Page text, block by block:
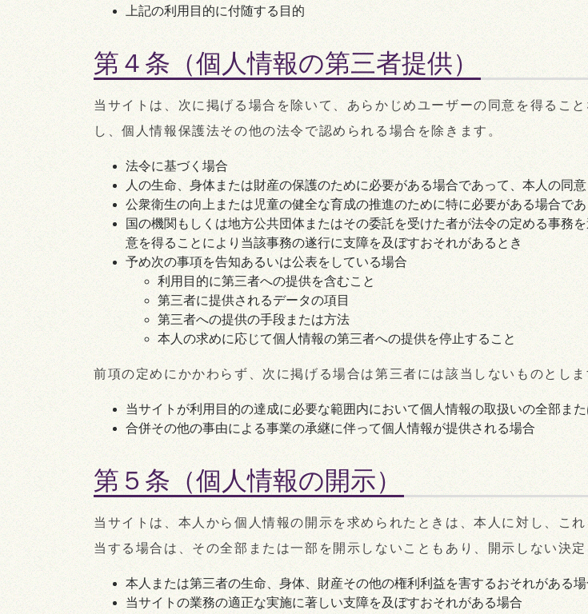
上記の利用目的に付随する目的
第４条（個人情報の第三者提供）
当サイトは、次に掲げる場合を除いて、あらかじめユーザーの同意を得るこ
し、個人情報保護法その他の法令で認められる場合を除きます。
法令に基づく場合
人の生命、身体または財産の保護のために必要がある場合であって、本人の同
公衆衛生の向上または児童の健全な育成の推進のために特に必要がある場合で
国の機関もしくは地方公共団体またはその委託を受けた者が法令の定める事務
意を得ることにより当該事務の遂行に支障を及ぼすおそれがあるとき
予め次の事項を告知あるいは公表をしている場合
利用目的に第三者への提供を含むこと
第三者に提供されるデータの項目
第三者への提供の手段または方法
本人の求めに応じて個人情報の第三者への提供を停止すること
前項の定めにかかわらず、次に掲げる場合は第三者には該当しないものとしま
当サイトが利用目的の達成に必要な範囲内において個人情報の取扱いの全部ま
合併その他の事由による事業の承継に伴って個人情報が提供される場合
第５条（個人情報の開示）
当サイトは、本人から個人情報の開示を求められたときは、本人に対し、こ
当する場合は、その全部または一部を開示しないこともあり、開示しない決
本人または第三者の生命、身体、財産その他の権利利益を害するおそれがある
当サイトの業務の適正な実施に著しい支障を及ぼすおそれがある場合